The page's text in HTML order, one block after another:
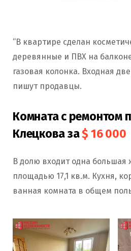
“В квартире сделан
деревянные и ПВХ на
газовая колонка. Входная
пишут продавцы.
Комната с ремонтом
Клецкова за$ 16 000
В долю входит одна большая
площадью 17,1 кв.м. Кухня,
ванная комната в общем